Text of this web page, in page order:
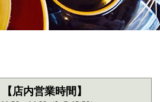
【店内営業時間】